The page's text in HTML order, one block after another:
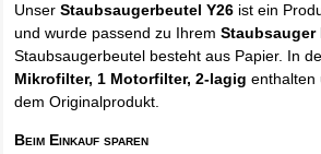
UnserStaubsaugerbeutel Y26 ist ein
und wurde passend zu IhremStaubsauger
Staubsaugerbeutel besteht aus Papier. In
Mikrofilter, 1 Motorfilter, 2-lagig enthalten
dem Originalprodukt.
Beim Einkauf sparen